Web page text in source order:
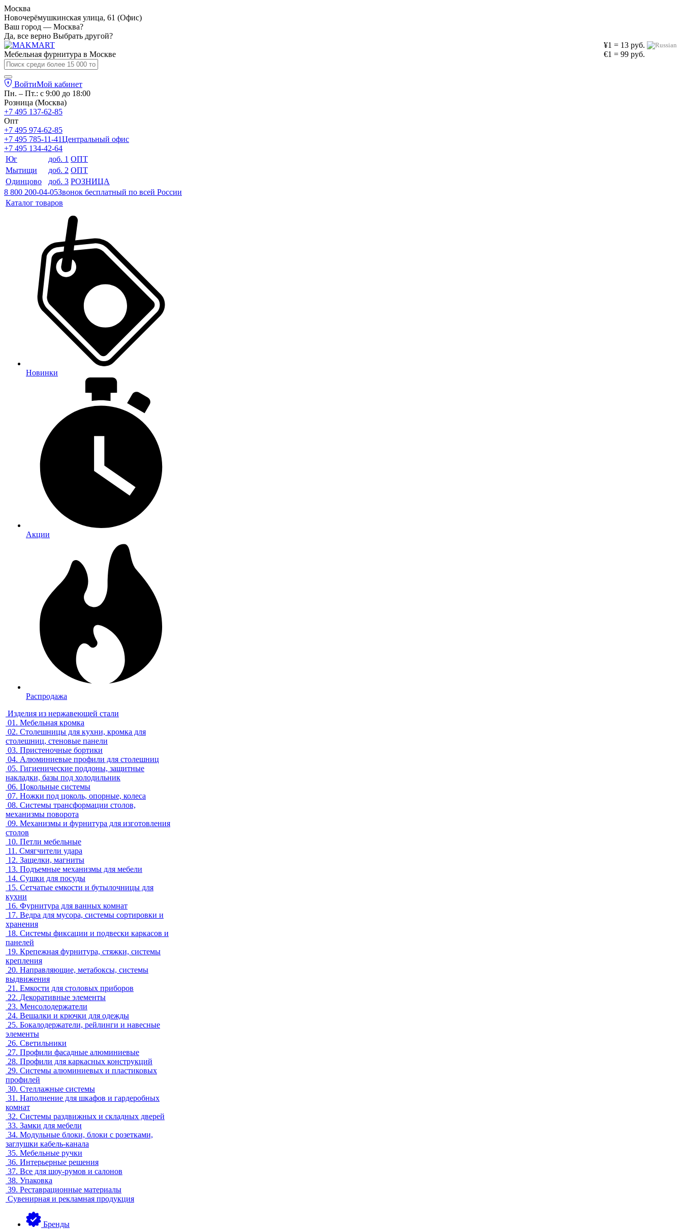
Москва
Новочерёмушкинская улица, 61 (Офис)
Ваш город — Москва?
Да, все верно Выбрать другой?
¥1 = 13 руб.
€1 = 99 руб.
Мебельная фурнитура в Москве
ВойтиМой кабинет
Пн. – Пт.: с 9:00 до 18:00
Розница (Москва)
+7 495 137-62-85
Опт
+7 495 974-62-85
+7 495 785-11-41Центральный офис
+7 495 134-42-64
Юг
доб. 1 ОПТ
Мытищи
доб. 2 ОПТ
Одинцово
доб. 3 РОЗНИЦА
8 800 200-04-05Звонок бесплатный по всей России
Каталог товаров
Новинки
Акции
Распродажа
Изделия из нержавеющей стали
01. Мебельная кромка
02. Столешницы для кухни, кромка для
столешниц, стеновые панели
03. Пристеночные бортики
04. Алюминиевые профили для столешниц
05. Гигиенические поддоны, защитные
накладки, базы под холодильник
06. Цокольные системы
07. Ножки под цоколь, опорные, колеса
08. Системы трансформации столов,
механизмы поворота
09. Механизмы и фурнитура для изготовления
столов
10. Петли мебельные
11. Смягчители удара
12. Защелки, магниты
13. Подъемные механизмы для мебели
14. Сушки для посуды
15. Сетчатые емкости и бутылочницы для
кухни
16. Фурнитура для ванных комнат
17. Ведра для мусора, системы сортировки и
хранения
18. Системы фиксации и подвески каркасов и
панелей
19. Крепежная фурнитура, стяжки, системы
крепления
20. Направляющие, метабоксы, системы
выдвижения
21. Емкости для столовых приборов
22. Декоративные элементы
23. Менсолодержатели
24. Вешалки и крючки для одежды
25. Бокалодержатели, рейлинги и навесные
элементы
26. Светильники
27. Профили фасадные алюминиевые
28. Профили для каркасных конструкций
29. Системы алюминиевых и пластиковых
профилей
30. Стеллажные системы
31. Наполнение для шкафов и гардеробных
комнат
32. Системы раздвижных и складных дверей
33. Замки для мебели
34. Модульные блоки, блоки с розетками,
заглушки кабель-канала
35. Мебельные ручки
36. Интерьерные решения
37. Все для шоу-румов и салонов
38. Упаковка
39. Реставрационные материалы
Сувенирная и рекламная продукция
Бренды